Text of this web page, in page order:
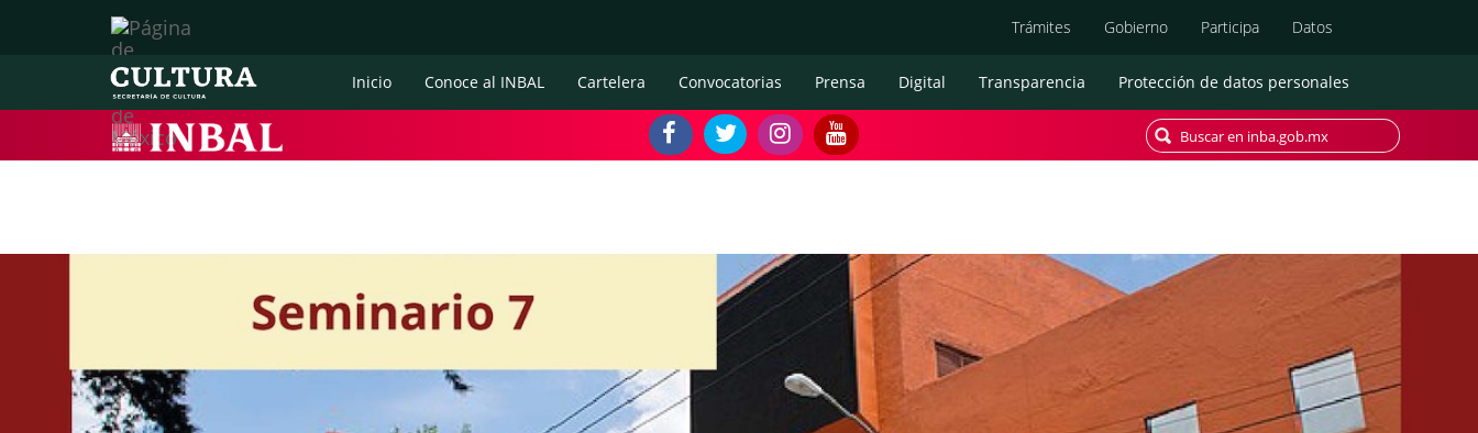
Trámites Gobierno Participa Datos
Inicio Conoce al INBAL Cartelera Convocatorias Prensa Digital Transparencia Protección de datos personales